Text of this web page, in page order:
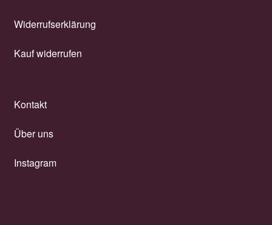
Widerrufserklärung
Kauf widerrufen
Kontakt
Über uns
Instagram